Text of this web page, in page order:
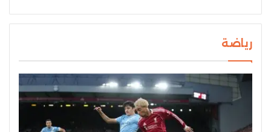
رياضة